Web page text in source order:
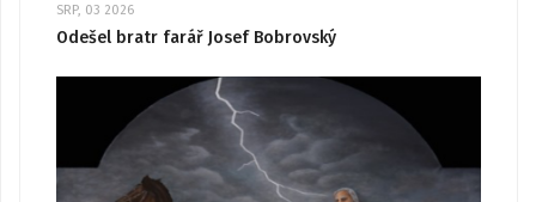
SRP, 03 2026
Odešel bratr farář Josef Bobrovský